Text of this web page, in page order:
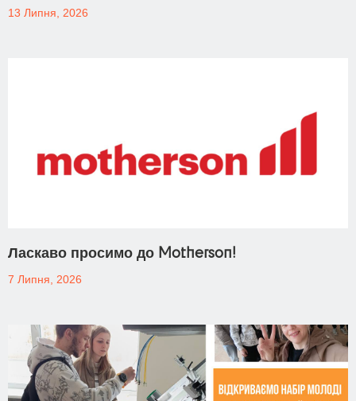
13 Липня, 2026
Ласкаво просимо до Motherson!
7 Липня, 2026